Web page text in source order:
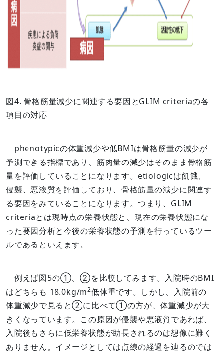
図4. 骨格筋量減少に関連する要因とGLIM criteriaの各
項目の対応
phenotypicの体重減少や低BMIは骨格筋量の減少が
予測できる指標であり、筋肉量の減少はそのまま骨格筋
量を評価していることになります。etiologicは飢餓、
侵襲、悪液質を評価しており、骨格筋量の減少に関連す
る要因をみていることになります。つまり、GLIM
criteriaとは現時点の栄養状態と、現在の栄養状態にな
った要因分析と今後の栄養状態の予測を行っているツー
ルであるといえます。
例えば図5の①、②を比較してみます。入院時のBMI
はどちらも 18.0kg/m2低体重です。しかし、入院前の
体重減少で見ると②に比べて①の方が、体重減少が大
きくなっています。この原因が侵襲や悪液質であれば、
入院後もさらに低栄養状態が助長されるのは想像に難く
ありません。イメージとしては点線の経過を辿るのでは